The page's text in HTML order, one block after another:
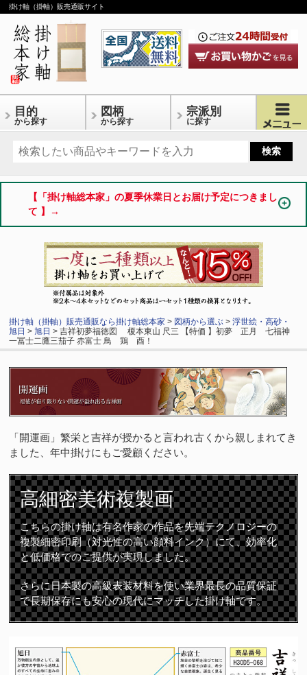
掛け軸（掛軸）販売通販サイト
目的
から探す
図柄
から探す
宗派別
に探す
【「掛け軸総本家」の夏季休業日とお届け予定につきまし
て 】→
掛け軸（掛軸）販売通販なら掛け軸総本家 > 図柄から選ぶ >浮世絵・高砂・
旭日 >旭日 > 吉祥初夢福徳図 榎本東山 尺三 【特価 】初夢 正月 七福神
一冨士二鷹三茄子 赤富士 鳥 鶏 酉！
「開運画」繁栄と吉祥が授かると言われ古くから親しまれてき
ました、年中掛けにもご愛顧ください。
高細密美術複製画
こちらの掛け軸は有名作家の作品を先端テクノロジーの
複製細密印刷（対光性の高い顔料インク）にて、効率化
と低価格でのご提供が実現しました。
さらに日本製の高級表装材料を使い業界最長の品質保証
で長期保存にも安心の現代にマッチした掛け軸です。